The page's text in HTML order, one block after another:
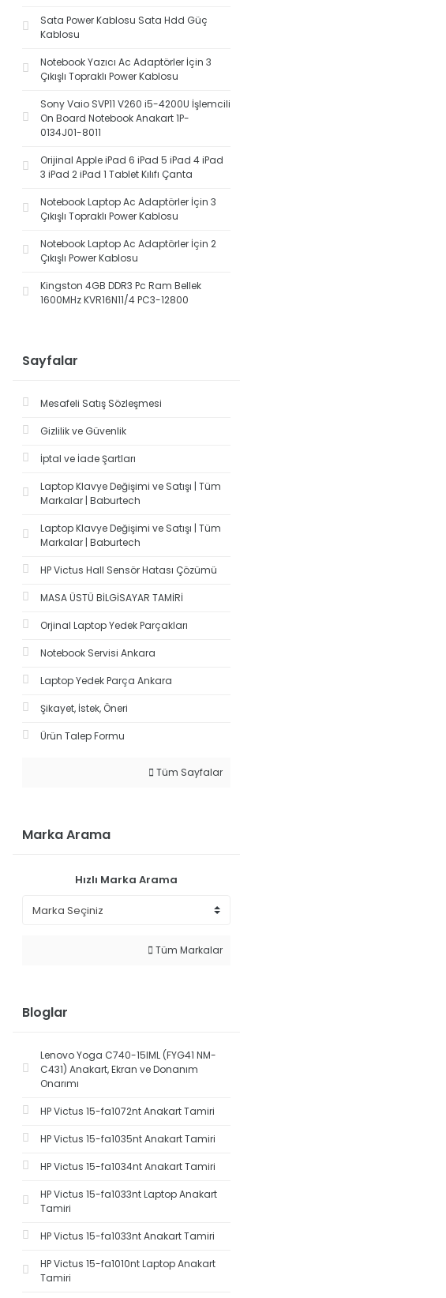
Sata Power Kablosu Sata Hdd Güç
Kablosu
Notebook Yazıcı Ac Adaptörler İçin 3
Çıkışlı Topraklı Power Kablosu
Sony Vaio SVP11 V260 i5-4200U İşlemcili
On Board Notebook Anakart 1P-
0134J01-8011
Orijinal Apple iPad 6 iPad 5 iPad 4 iPad
3 iPad 2 iPad 1 Tablet Kılıfı Çanta
Notebook Laptop Ac Adaptörler İçin 3
Çıkışlı Topraklı Power Kablosu
Notebook Laptop Ac Adaptörler İçin 2
Çıkışlı Power Kablosu
Kingston 4GB DDR3 Pc Ram Bellek
1600MHz KVR16N11/4 PC3-12800
Sayfalar
Mesafeli Satış Sözleşmesi
Gizlilik ve Güvenlik
İptal ve İade Şartları
Laptop Klavye Değişimi ve Satışı | Tüm
Markalar | Baburtech
Laptop Klavye Değişimi ve Satışı | Tüm
Markalar | Baburtech
HP Victus Hall Sensör Hatası Çözümü
MASA ÜSTÜ BİLGİSAYAR TAMİRİ
Orjinal Laptop Yedek Parçakları
Notebook Servisi Ankara
Laptop Yedek Parça Ankara
Şikayet, İstek, Öneri
Ürün Talep Formu
Tüm Sayfalar
Marka Arama
Hızlı Marka Arama
Tüm Markalar
Bloglar
Lenovo Yoga C740-15IML (FYG41 NM-
C431) Anakart, Ekran ve Donanım
Onarımı
HP Victus 15-fa1072nt Anakart Tamiri
HP Victus 15-fa1035nt Anakart Tamiri
HP Victus 15-fa1034nt Anakart Tamiri
HP Victus 15-fa1033nt Laptop Anakart
Tamiri
HP Victus 15-fa1033nt Anakart Tamiri
HP Victus 15-fa1010nt Laptop Anakart
Tamiri